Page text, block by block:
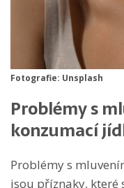
Fotografie: Unsplash
Problémy s
konzumací
Problémy s
jsou příznaky, které